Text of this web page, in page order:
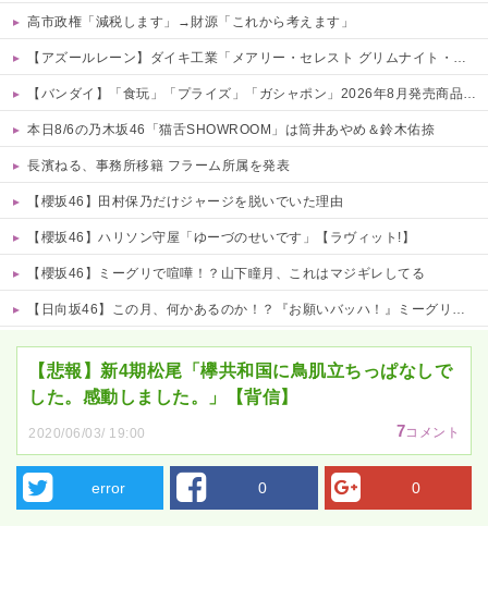
高市政権「減税します」→財源「これから考えます」
【アズールレーン】ダイキ工業「メアリー・セレスト グリムナイト・リーパー」フィギュア【10日予約開始】
【バンダイ】「食玩」「プライズ」「ガシャポン」2026年8月発売商品【発売スケジュール】
本日8/6の乃木坂46「猫舌SHOWROOM」は筒井あやめ＆鈴木佑捺
長濱ねる、事務所移籍 フラーム所属を発表
【櫻坂46】田村保乃だけジャージを脱いでいた理由
【櫻坂46】ハリソン守屋「ゆーづのせいです」【ラヴィット!】
【櫻坂46】ミーグリで喧嘩！？山下瞳月、これはマジギレしてる
【日向坂46】この月、何かあるのか！？『お願いバッハ！』ミーグリ日程がこちら
【悲報】新4期松尾「欅共和国に鳥肌立ちっぱなしで
した。感動しました。」【背信】
2020/06/03/ 19:00 7コメント
error 0 0